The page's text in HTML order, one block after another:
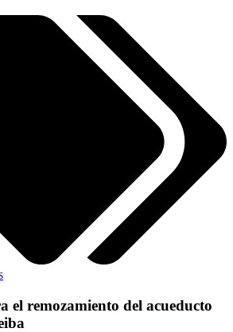
el remozamiento del acueducto